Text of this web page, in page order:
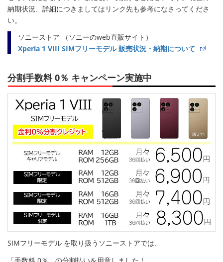
納期状況、詳細につきましてはリンク先も参考になさってくださ
い。
ソニーストア （ソニーのweb直販サイト）
Xperia 1 VIII SIMフリーモデル 販売状況・納期について
分割手数料 0％ キャンペーン実施中
SIMフリーモデル を取り扱うソニーストアでは、
「手数料 0％」の分割払いを用意しました！